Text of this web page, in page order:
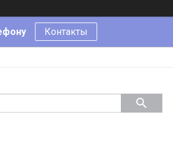
Контакты